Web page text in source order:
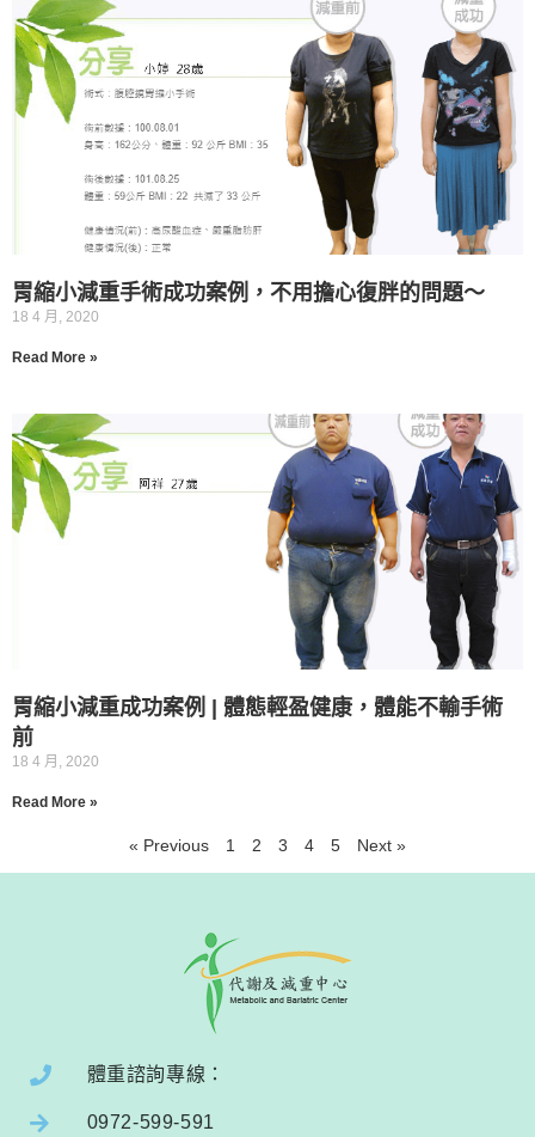
胃縮小減重手術成功案例，不用擔心復胖的問題～
18 4 月, 2020
Read More »
胃縮小減重成功案例 | 體態輕盈健康，體能不輸手術
前
18 4 月, 2020
Read More »
« Previous 1 2 3 4 5 Next »
體重諮詢專線：
0972-599-591